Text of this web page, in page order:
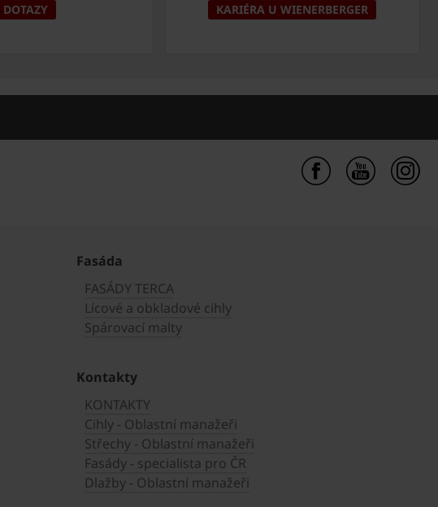
DOTAZY KARIÉRA U WIENERBERGER
Fasáda
FASÁDY TERCA
Lícové a obkladové cihly
Spárovací malty
Kontakty
KONTAKTY
Cihly - Oblastní manažeři
Střechy - Oblastní manažeři
Fasády - specialista pro ČR
Dlažby - Oblastní manažeři